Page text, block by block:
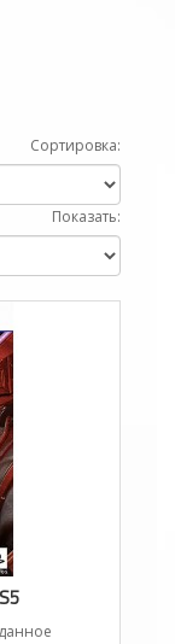
Сортировка:
Показать: